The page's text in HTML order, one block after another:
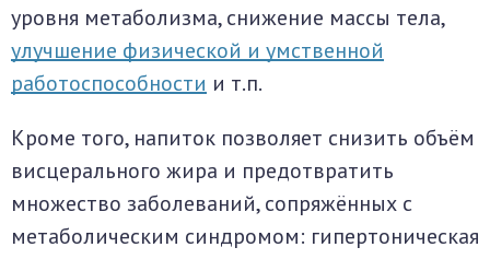
уровня метаболизма, снижение массы тела,
улучшение физической и умственной
работоспособности и т.п.
Кроме того, напиток позволяет снизить объём
висцерального жира и предотвратить
множество заболеваний, сопряжённых с
метаболическим синдромом: гипертоническая